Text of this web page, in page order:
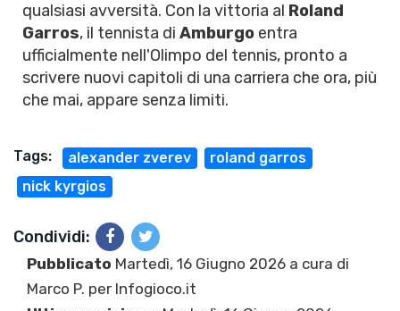
qualsiasi avversità. Con la vittoria al Roland
Garros, il tennista di Amburgo entra
ufficialmente nell'Olimpo del tennis, pronto a
scrivere nuovi capitoli di una carriera che ora, più
che mai, appare senza limiti.
Tags: alexander zverev
roland garros
nick kyrgios
Condividi:
Pubblicato Martedì, 16 Giugno 2026 a cura di
Marco P. per Infogioco.it